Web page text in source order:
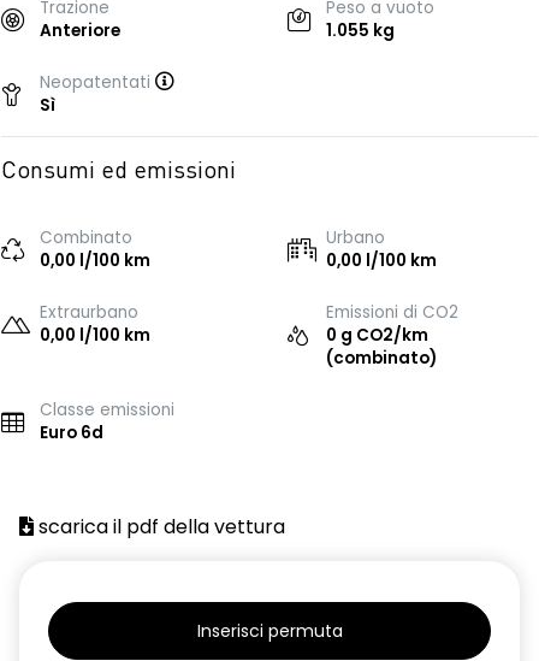
Trazione
Anteriore
Peso a vuoto
1.055 kg
Neopatentati
Sì
Consumi ed emissioni
Combinato
0,00 l/100 km
Urbano
0,00 l/100 km
Extraurbano
0,00 l/100 km
Emissioni di CO2
0 g CO2/km
(combinato)
Classe emissioni
Euro 6d
scarica il pdf della vettura
Inserisci permuta